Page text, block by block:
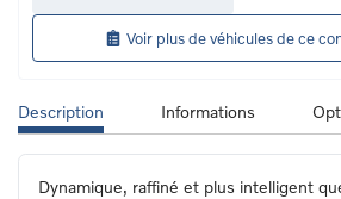
Voir plus de véhicules de ce
Description Informations
Dynamique, raffiné et plus intelligent